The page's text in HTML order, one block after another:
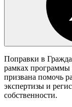
Поправки в
рамках
призвана помочь
экспертизы и
собственности.